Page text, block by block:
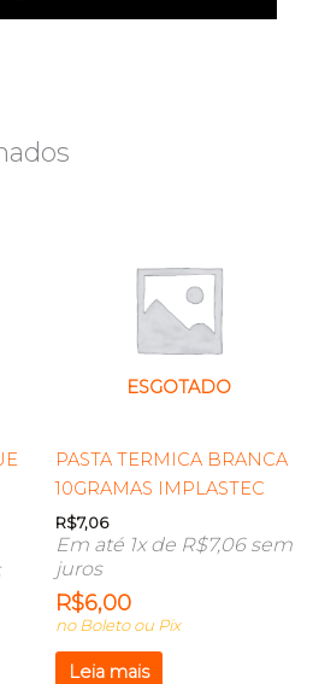
ESGOTADO
PASTA TERMICA BRANCA
10GRAMAS IMPLASTEC
R$7,06
Em até 1x de R$7,06sem
juros
R$6,00
no Boleto ou Pix
Leia mais